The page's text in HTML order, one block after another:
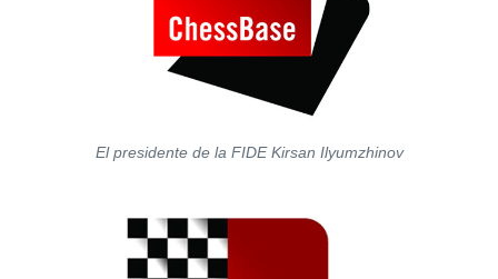
El presidente de la FIDE Kirsan Ilyumzhinov